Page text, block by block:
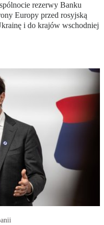
rezerwy Banku
Europy przed rosyjską
i do krajów wschodniej